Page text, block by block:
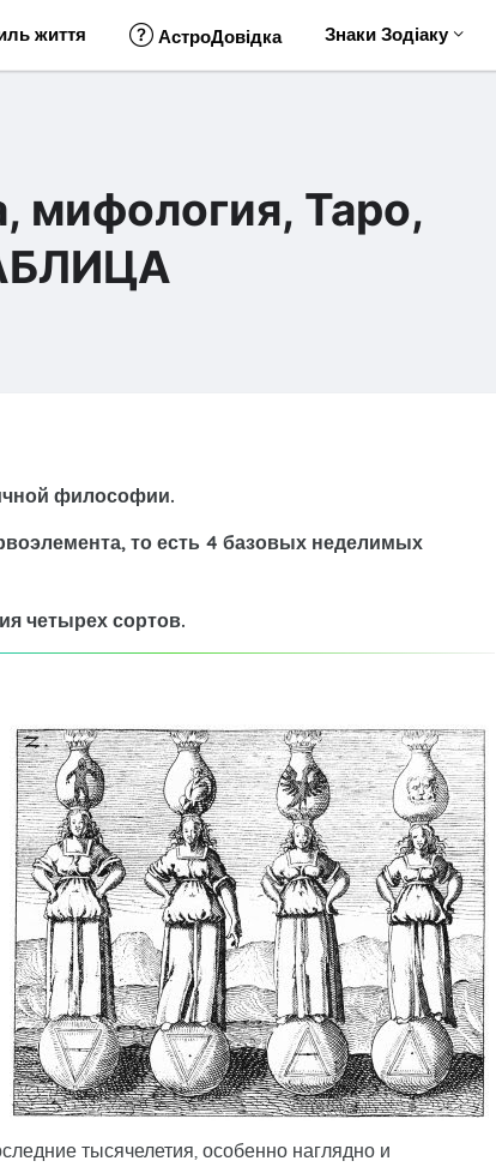
життя АстроДовідка Знаки Зодіаку
мифология, Таро,
философии.
то есть 4 базовых неделимых
четырех сортов.
тысячелетия, особенно наглядно и